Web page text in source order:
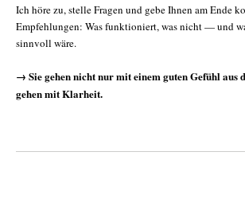
Ich höre zu, stelle Fragen und gebe Ihnen am Ende
Empfehlungen: Was funktioniert, was nicht — und
sinnvoll wäre.
→ Sie gehen nicht nur mit einem guten Gefühl aus
gehen mit Klarheit.